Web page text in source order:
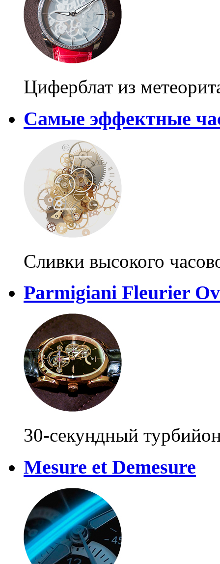
Циферблат из
Самые эффектные
Сливки высокого
Parmigiani Fleurier
30-секундный
Mesure et Demesure